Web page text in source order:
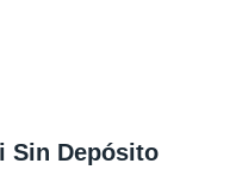
Sin Depósito